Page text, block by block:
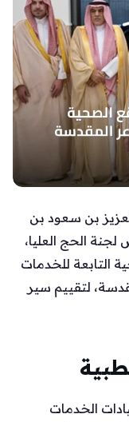
بن سعود بن
لجنة الحج العليا،
التابعة للخدمات
لتقييم سير
الخدمات